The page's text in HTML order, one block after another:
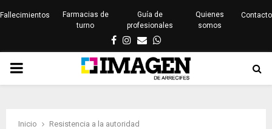
Fallecimientos
Farmacias de
turno
Guía de
profesionales
Quienes
somos
Contacto
Facebook
Instagram
EmailWhatsapp
PRIMARY
Inicio Resistencia a la autoridad